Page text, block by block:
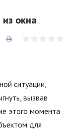
окна
ситуации,
вызвав
этого момента
для